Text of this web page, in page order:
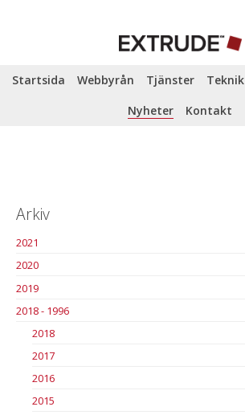
Startsida Webbyrån Tjänster Teknik
Nyheter
Kontakt
Arkiv
2021
2020
2019
2018 - 1996
2018
2017
2016
2015